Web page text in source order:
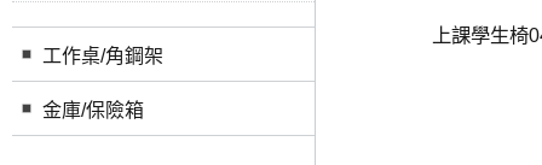
工作桌/角鋼架
金庫/保險箱
上課學生椅